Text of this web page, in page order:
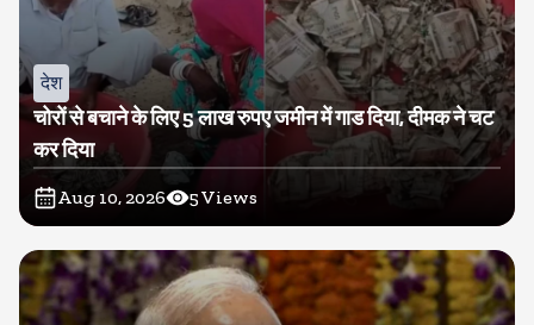
देश
चोरों से बचाने के लिए 5 लाख रुपए जमीन में गाड दिया, दीमक ने चट
कर दिया
Aug 10, 2026 5Views